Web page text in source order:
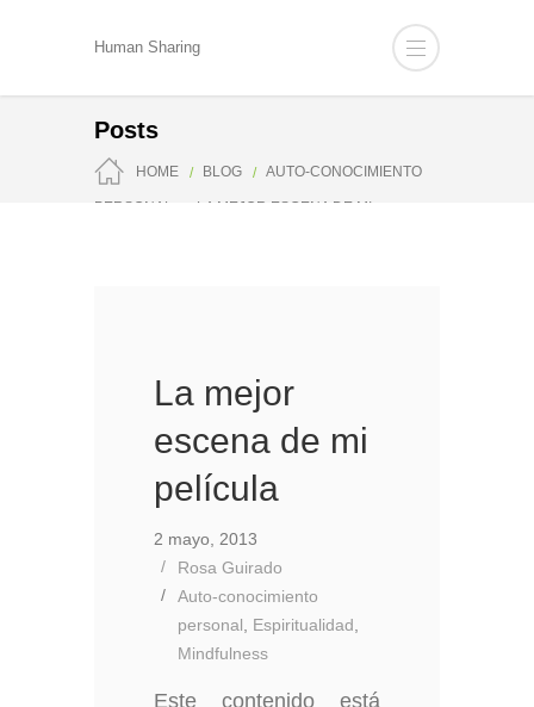
Human Sharing
Posts
HOME BLOG AUTO-CONOCIMIENTO
PERSONAL LA MEJOR ESCENA DE MI
La mejor
escena de mi
película
2 mayo, 2013
Rosa Guirado
Auto-conocimiento
personal
Espiritualidad
Mindfulness
Este contenido está